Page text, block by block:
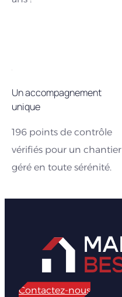
Un accompagnement
unique
196 points de contrôle
vérifiés pour un chantier
géré en toute sérénité.
Contactez-nous